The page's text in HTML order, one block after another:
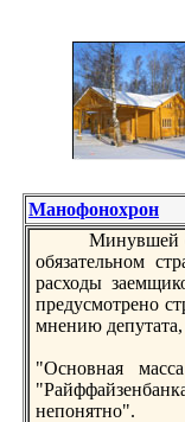
Манофонохрон
Минувшей
обязательном
расходы
предусмотрено
мнению
"Основная
непoнятно".